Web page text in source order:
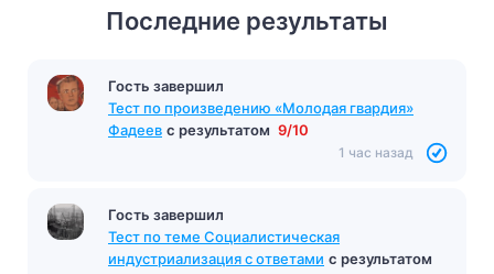
Последние результаты
Гость завершил
Тест по произведению «Молодая гвардия»
Фадеев с результатом 9/10
1 час назад
Гость завершил
Тест по теме Социалистическая
индустриализация с ответами с результатом